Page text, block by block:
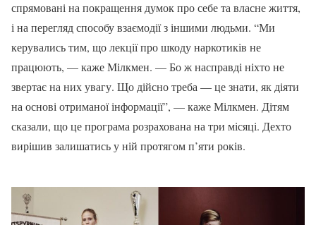
спрямовані на покращення думок про себе та власне життя,
і на перегляд способу взаємодії з іншими людьми. “Ми
керувались тим, що лекції про шкоду наркотиків не
працюють, — каже Мілкмен. — Бо ж насправді ніхто не
звертає на них увагу. Що дійсно треба — це знати, як діяти
на основі отриманої інформації”, — каже Мілкмен. Дітям
сказали, що це програма розрахована на три місяці. Дехто
вирішив залишатись у ній протягом п’яти років.